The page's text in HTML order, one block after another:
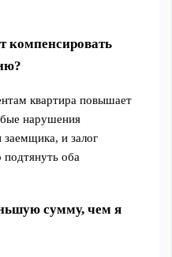
компенсировать
квартира повышает
нарушения
и залог
оба
сумму, чем я